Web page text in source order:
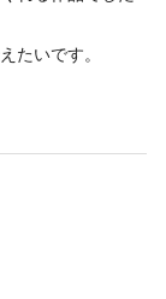
たいです。